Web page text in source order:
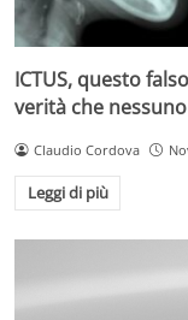
ICTUS, questo
verità che
Claudio Cordova
Leggi di più